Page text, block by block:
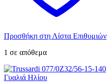
Προσθήκη στη Λίστα Επιθυμιών
1 σε απόθεμα
Γυαλιά Ηλίου